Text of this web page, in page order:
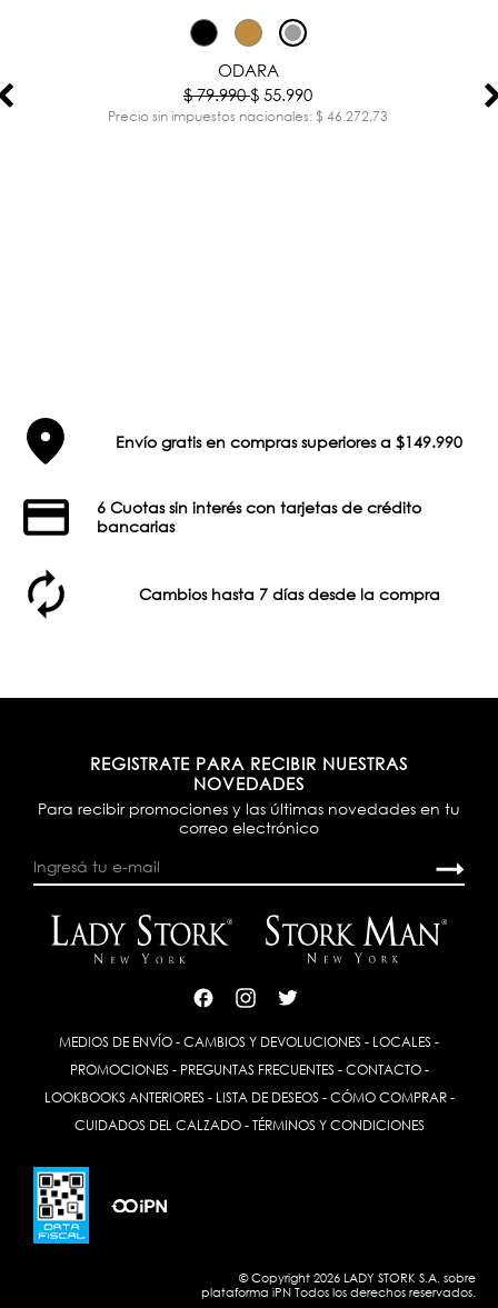
ODARA
$ 79.990$ 55.990
Precio sin impuestos nacionales: $ 46.272,73
Envío gratis en compras superiores a $149.990
6 Cuotas sin interés con tarjetas de crédito
bancarias
Cambios hasta 7 días desde la compra
REGISTRATE PARA RECIBIR NUESTRAS
NOVEDADES
Para recibir promociones y las últimas novedades en tu
correo electrónico
MEDIOS DE ENVÍO - CAMBIOS Y DEVOLUCIONES - LOCALES -
PROMOCIONES- PREGUNTAS FRECUENTES- CONTACTO-
LOOKBOOKS ANTERIORES- LISTA DE DESEOS- CÓMO COMPRAR-
CUIDADOS DEL CALZADO- TÉRMINOS Y CONDICIONES
© Copyright 2026 LADY STORK S.A. sobre
plataforma iPN Todos los derechos reservados.